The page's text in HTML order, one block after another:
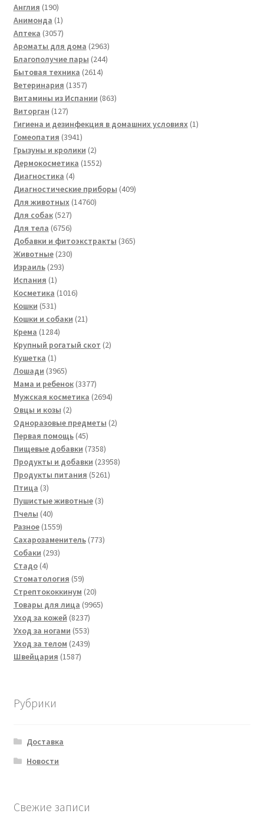
Англия 190190
товаров
Анимонда 11
товар
Аптека 30573057
товаров
Ароматы для дома 29632963
товара
Благополучие пары 244244
Бытовая техника 26142614
Ветеринария 13571357
товаров
Витамины из Испании 863863
Виторган 127127
товаров
Гигиена и дезинфекция в домашних условиях 11
Гомеопатия 39413941
товар
Грызуны и кролики 22
товара
Дермокосметика 15521552
Диагностика 44
товара
Диагностические приборы 409409
Для животных 1476014760
Для собак 527527
товаров
Для тела 67566756
товаров
Добавки и фитоэкстракты 365365
Животные 230230
Израиль 293293
Испания 11
товар
Косметика 10161016
Кошки 531531
товар
Кошки и собаки 2121
Крема 12841284
товара
Крупный рогатый скот 22
Кушетка 11
товар
Лошади 39653965
товаров
Мама и ребенок 33773377
товаров
Мужская косметика 26942694
Овцы и козы 22
товара
Одноразовые предметы 22
Первая помощь 4545
товаров
Пищевые добавки 73587358
товаров
Продукты и добавки 2395823958
Продукты питания 52615261
Птица 33
товара
Пушистые животные 33
Пчелы 4040
товаров
Разное 15591559
товаров
Сахарозаменитель 773773
Собаки 293293
Стадо 44
товара
Стоматология 5959
товаров
Стрептококкинум 2020
товаров
Товары для лица 99659965
Уход за кожей 82378237
товаров
Уход за ногами 553553
товара
Уход за телом 24392439
Швейцария 15871587
Рубрики
Доставка
Новости
Свежие записи